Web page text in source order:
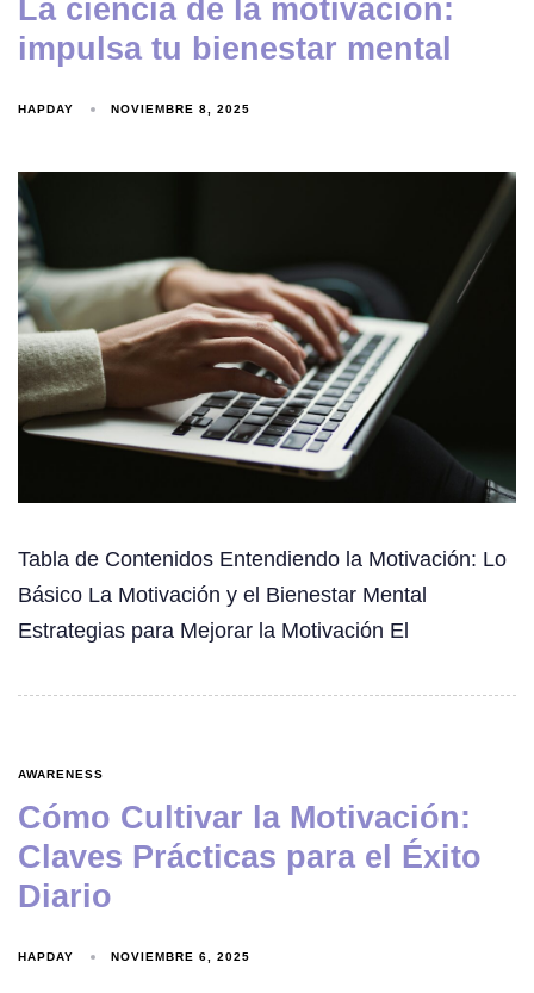
La ciencia de la motivación:
impulsa tu bienestar mental
HAPDAY NOVIEMBRE 8, 2025
Tabla de Contenidos Entendiendo la Motivación: Lo
Básico La Motivación y el Bienestar Mental
Estrategias para Mejorar la Motivación El
AWARENESS
Cómo Cultivar la Motivación:
Claves Prácticas para el Éxito
Diario
HAPDAY NOVIEMBRE 6, 2025